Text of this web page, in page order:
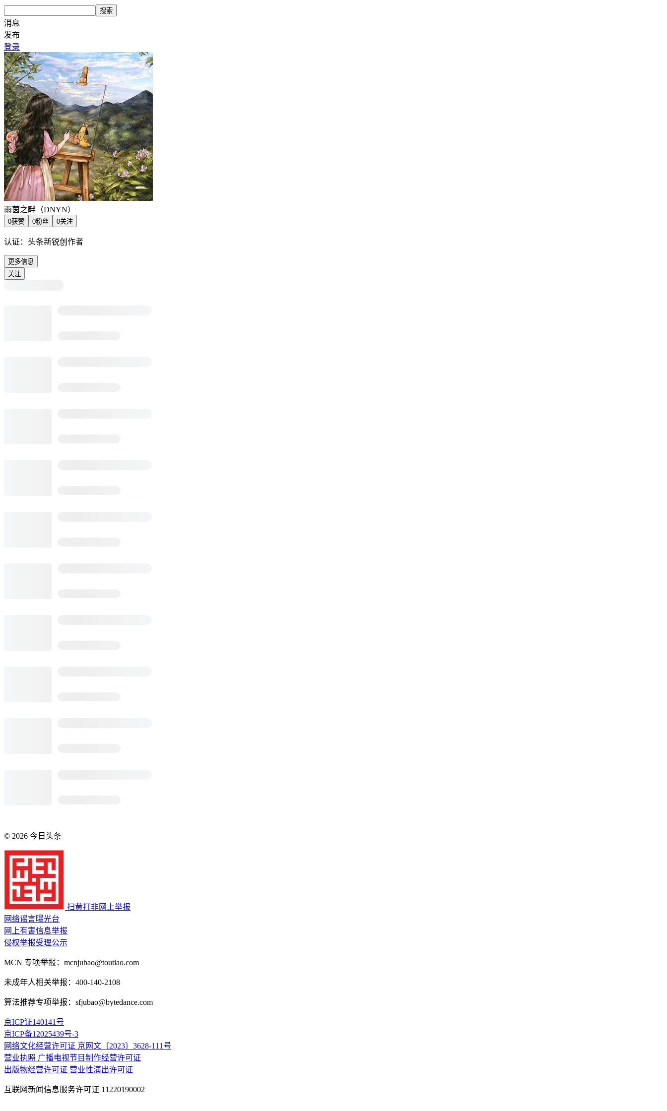
搜索
消息
发布
登录
雨茵之畔（DNYN）
0获赞 0粉丝 0关注
认证： 头条新锐创作者
更多信息
关注
© 2026 今日头条
扫黄打非网上举报
网络谣言曝光台
网上有害信息举报
侵权举报受理公示
MCN 专项举报：mcnjubao@toutiao.com
未成年人相关举报：400-140-2108
算法推荐专项举报：sfjubao@bytedance.com
京ICP证140141号
京ICP备12025439号-3
网络文化经营许可证 京网文〔2023〕3628-111号
营业执照 广播电视节目制作经营许可证
出版物经营许可证 营业性演出许可证
互联网新闻信息服务许可证 11220190002